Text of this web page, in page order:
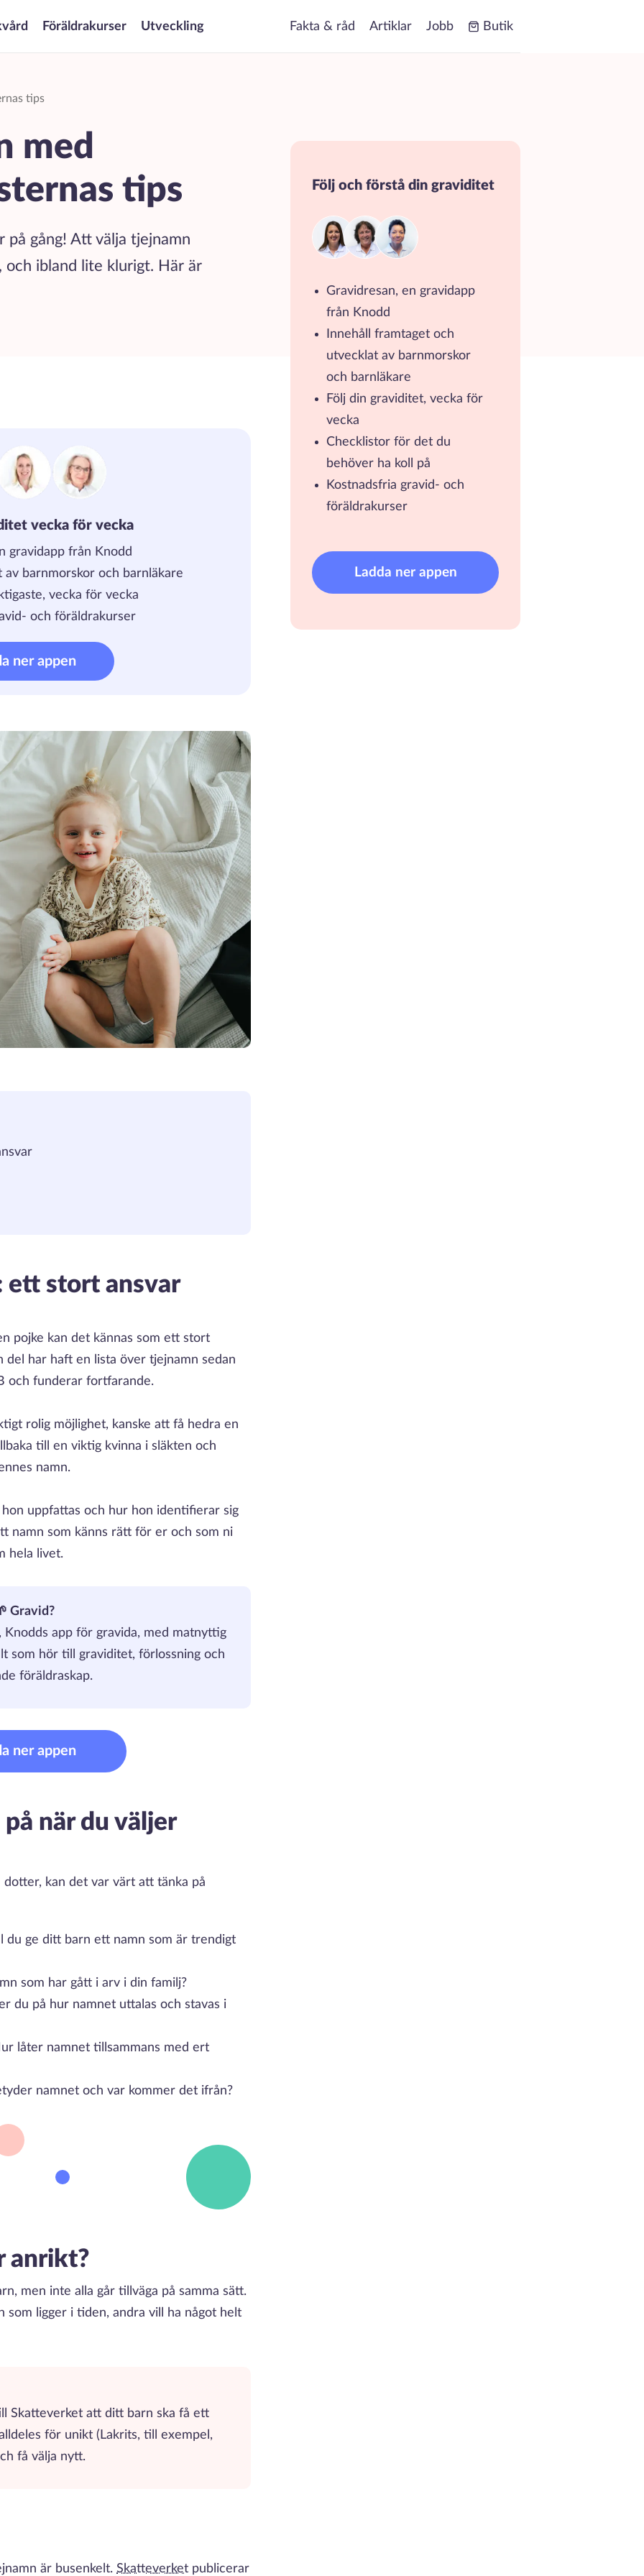
Föräldrakurser Utveckling Fakta & råd Artiklar Jobb Butik
tips
med
tips
gång! Att välja tjejnamn
och ibland lite klurigt. Här är
vecka för vecka
gravidapp från Knodd
av barnmorskor och barnläkare
vecka för vecka
och föräldrakurser
ner appen
ett stort ansvar
pojke kan det kännas som ett stort
del har haft en lista över tjejnamn sedan
och funderar fortfarande.
rolig möjlighet, kanske att få hedra en
till en viktig kvinna i släkten och
namn.
uppfattas och hur hon identifierar sig
namn som känns rätt för er och som ni
hela livet.
Gravid?
app för gravida, med matnyttig
som hör till graviditet, förlossning och
föräldraskap.
ner appen
när du väljer
kan det var värt att tänka på
du ge ditt barn ett namn som är trendigt
som har gått i arv i din familj?
du på hur namnet uttalas och stavas i
låter namnet tillsammans med ert
namnet och var kommer det ifrån?
anrikt?
men inte alla går tillväga på samma sätt.
som ligger i tiden, andra vill ha något helt
Skatteverket att ditt barn ska få ett
för unikt (Lakrits, till exempel,
få välja nytt.
är busenkelt. Skatteverket publicerar
Följ och förstå din graviditet
Gravidresan, en gravidapp
från Knodd
Innehåll framtaget och
utvecklat av barnmorskor
och barnläkare
Följ din graviditet, vecka för
vecka
Checklistor för det du
behöver ha koll på
Kostnadsfria gravid- och
föräldrakurser
Ladda ner appen